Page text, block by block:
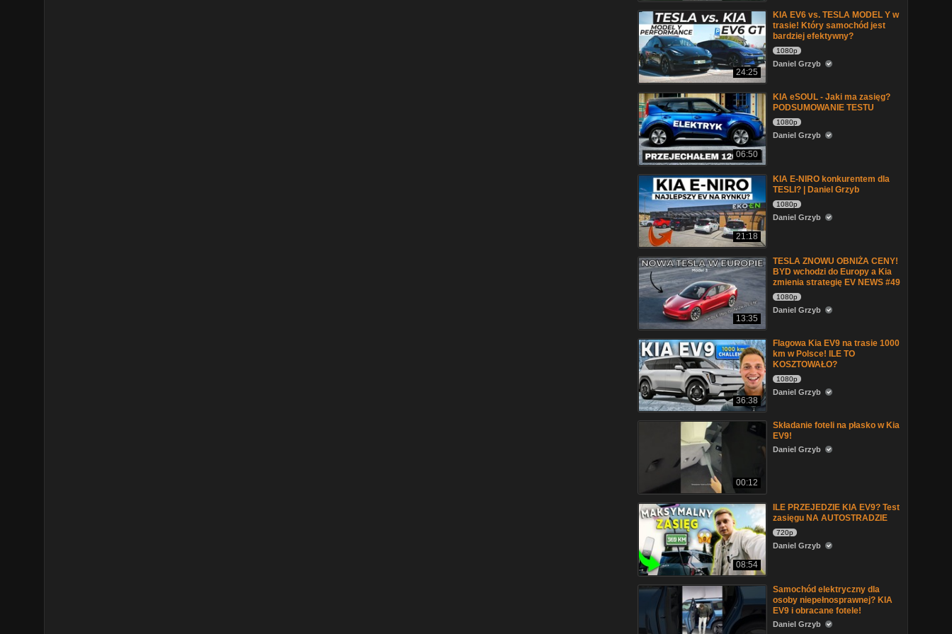
24:25
KIA EV6 vs. TESLA MODEL Y w
trasie! Który samochód jest
bardziej efektywny?
1080p
Daniel Grzyb
06:50
KIA eSOUL - Jaki ma zasięg?
PODSUMOWANIE TESTU
1080p
Daniel Grzyb
21:18
KIA E-NIRO konkurentem dla
TESLI? | Daniel Grzyb
1080p
Daniel Grzyb
13:35
TESLA ZNOWU OBNIŻA CENY!
BYD wchodzi do Europy a Kia
zmienia strategię EV NEWS #49
1080p
Daniel Grzyb
36:38
Flagowa Kia EV9 na trasie 1000
km w Polsce! ILE TO
KOSZTOWAŁO?
1080p
Daniel Grzyb
00:12
Składanie foteli na płasko w Kia
EV9!
Daniel Grzyb
08:54
ILE PRZEJEDZIE KIA EV9? Test
zasięgu NA AUTOSTRADZIE
720p
Daniel Grzyb
Samochód elektryczny dla
osoby niepełnosprawnej? KIA
EV9 i obracane fotele!
Daniel Grzyb